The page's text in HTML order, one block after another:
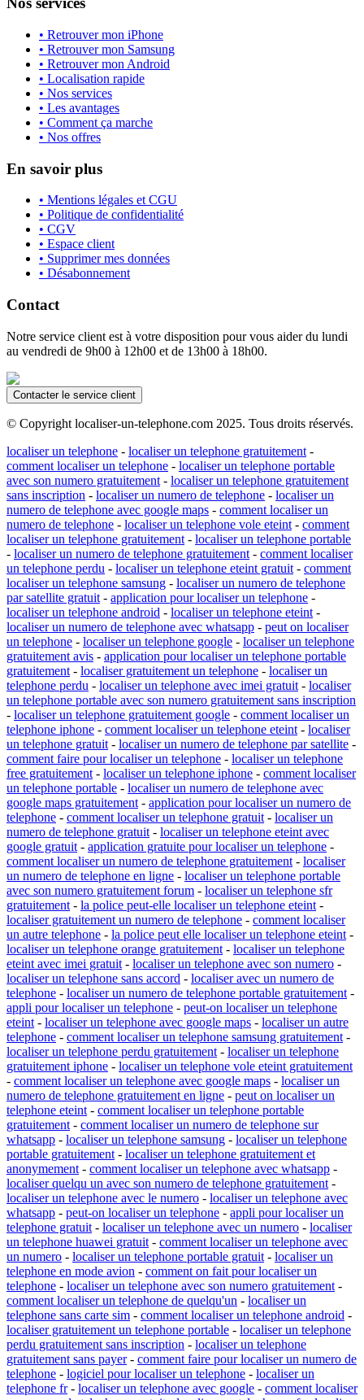
• Retrouver mon iPhone
• Retrouver mon Samsung
• Retrouver mon Android
• Localisation rapide
• Nos services
• Les avantages
• Comment ça marche
• Nos offres
En savoir plus
• Mentions légales et CGU
• Politique de confidentialité
• CGV
• Espace client
• Supprimer mes données
• Désabonnement
Contact
Notre service client est à votre disposition pour vous aider du lundi
au vendredi de 9h00 à 12h00 et de 13h00 à 18h00.
Contacter le service client
© Copyright localiser-un-telephone.com 2025. Tous droits réservés.
localiser un telephone - localiser un telephone gratuitement -
comment localiser un telephone - localiser un telephone portable
avec son numero gratuitement - localiser un telephone gratuitement
sans inscription - localiser un numero de telephone - localiser un
numero de telephone avec google maps - comment localiser un
numero de telephone - localiser un telephone vole eteint - comment
localiser un telephone gratuitement - localiser un telephone portable
- localiser un numero de telephone gratuitement - comment localiser
un telephone perdu - localiser un telephone eteint gratuit - comment
localiser un telephone samsung - localiser un numero de telephone
par satellite gratuit - application pour localiser un telephone -
localiser un telephone android - localiser un telephone eteint -
localiser un numero de telephone avec whatsapp - peut on localiser
un telephone - localiser un telephone google - localiser un telephone
gratuitement avis - application pour localiser un telephone portable
gratuitement - localiser gratuitement un telephone - localiser un
telephone perdu - localiser un telephone avec imei gratuit - localiser
un telephone portable avec son numero gratuitement sans inscription
- localiser un telephone gratuitement google - comment localiser un
telephone iphone - comment localiser un telephone eteint - localiser
un telephone gratuit - localiser un numero de telephone par satellite -
comment faire pour localiser un telephone - localiser un telephone
free gratuitement - localiser un telephone iphone - comment localiser
un telephone portable - localiser un numero de telephone avec
google maps gratuitement - application pour localiser un numero de
telephone - comment localiser un telephone gratuit - localiser un
numero de telephone gratuit - localiser un telephone eteint avec
google gratuit - application gratuite pour localiser un telephone -
comment localiser un numero de telephone gratuitement - localiser
un numero de telephone en ligne - localiser un telephone portable
avec son numero gratuitement forum - localiser un telephone sfr
gratuitement - la police peut-elle localiser un telephone eteint -
localiser gratuitement un numero de telephone - comment localiser
un autre telephone - la police peut elle localiser un telephone eteint -
localiser un telephone orange gratuitement - localiser un telephone
eteint avec imei gratuit - localiser un telephone avec son numero -
localiser un telephone sans accord - localiser avec un numero de
telephone - localiser un numero de telephone portable gratuitement -
appli pour localiser un telephone - peut-on localiser un telephone
eteint - localiser un telephone avec google maps - localiser un autre
telephone - comment localiser un telephone samsung gratuitement -
localiser un telephone perdu gratuitement - localiser un telephone
gratuitement iphone - localiser un telephone vole eteint gratuitement
- comment localiser un telephone avec google maps - localiser un
numero de telephone gratuitement en ligne - peut on localiser un
telephone eteint - comment localiser un telephone portable
gratuitement - comment localiser un numero de telephone sur
whatsapp - localiser un telephone samsung - localiser un telephone
portable gratuitement - localiser un telephone gratuitement et
anonymement - comment localiser un telephone avec whatsapp -
localiser quelqu un avec son numero de telephone gratuitement -
localiser un telephone avec le numero - localiser un telephone avec
whatsapp - peut-on localiser un telephone - appli pour localiser un
telephone gratuit - localiser un telephone avec un numero - localiser
un telephone huawei gratuit - comment localiser un telephone avec
un numero - localiser un telephone portable gratuit - localiser un
telephone en mode avion - comment on fait pour localiser un
telephone - localiser un telephone avec son numero gratuitement -
comment localiser un telephone de quelqu'un - localiser un
telephone sans carte sim - comment localiser un telephone android -
localiser gratuitement un telephone portable - localiser un telephone
perdu gratuitement sans inscription - localiser un telephone
gratuitement sans payer- comment faire pour localiser un numero de
telephone - logiciel pour localiser un telephone - localiser un
telephone fr- localiser un telephone avec google - comment localiser